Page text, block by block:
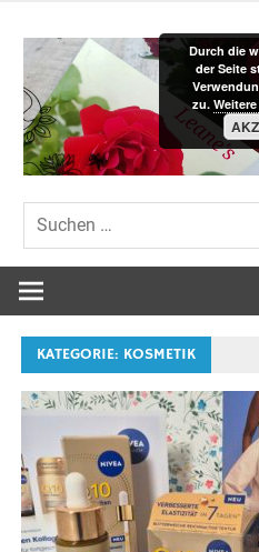
Inhalt
springen
KATEGORIE: KOSMETIK
Durch die
der Seite
zu.